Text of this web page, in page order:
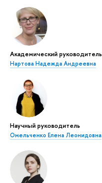
Академический руководитель
Нартова Надежда Андреевна
Научный руководитель
Омельченко Елена Леонидовна